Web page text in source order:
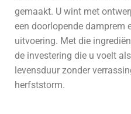
gemaakt. U wint met
een doorlopende damprem
uitvoering. Met die
de investering die u voelt
levensduur zonder
herfststorm.